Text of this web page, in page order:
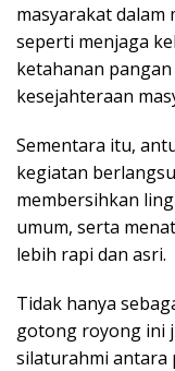
masyarakat dalam
seperti menjaga
ketahanan
kesejahteraan
Sementara itu,
kegiatan
membersihkan
umum, serta
lebih rapi dan asri.
Tidak hanya
gotong royong ini
silaturahmi antara